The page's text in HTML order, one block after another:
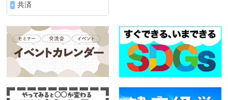
共済